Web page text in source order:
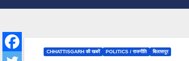
CHHATTISGARH की खबरें POLITICS / राजनीति बिलासपुर